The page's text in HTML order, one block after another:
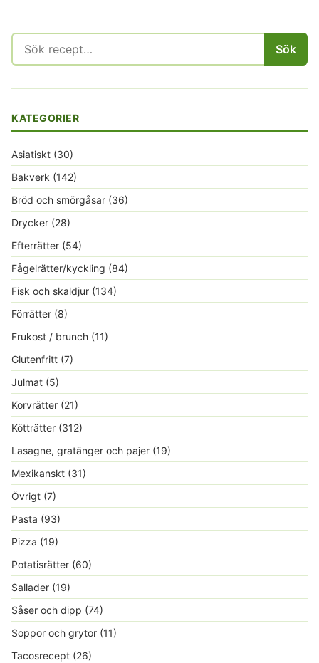
Sök
efter:
Sök
KATEGORIER
Asiatiskt (30)
Bakverk (142)
Bröd och smörgåsar (36)
Drycker (28)
Efterrätter (54)
Fågelrätter/kyckling (84)
Fisk och skaldjur (134)
Förrätter (8)
Frukost / brunch (11)
Glutenfritt (7)
Julmat (5)
Korvrätter (21)
Kötträtter (312)
Lasagne, gratänger och pajer (19)
Mexikanskt (31)
Övrigt (7)
Pasta (93)
Pizza (19)
Potatisrätter (60)
Sallader (19)
Såser och dipp (74)
Soppor och grytor (11)
Tacosrecept (26)